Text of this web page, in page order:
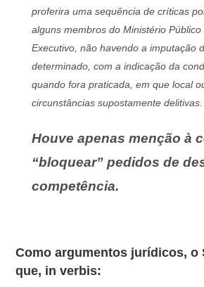
proferira uma sequência de críticas
alguns membros do Ministério
Executivo, não havendo a imputação
determinado, com a indicação da
quando fora praticada, em que local
circunstâncias supostamente delitivas.
Houve apenas menção à
“bloquear” pedidos de
competência.
Como argumentos jurídicos, o
que, in verbis: